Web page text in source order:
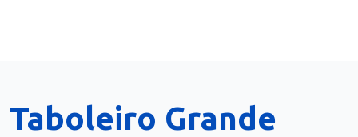
Taboleiro Grande